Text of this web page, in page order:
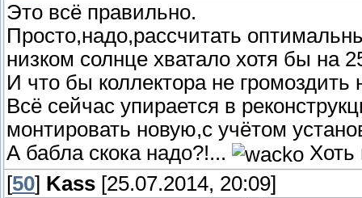
Это всё правильно.
Просто,надо,рассчитать
низком солнце хватало хотя бы на
И что бы коллектора не
Всё сейчас упирается в
монтировать новую,с учётом
А бабла скока надо?!...
Хоть
[50] Kass [25.07.2014, 20:09]